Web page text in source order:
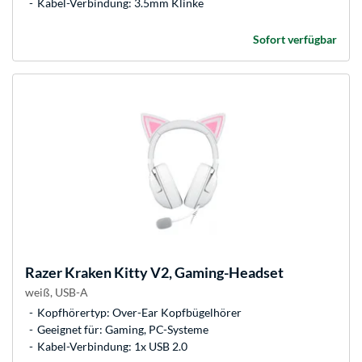
Sofort verfügbar
RazerKraken Kitty V2, Gaming-Headset
weiß, USB-A
Kopfhörertyp: Over-Ear Kopfbügelhörer
Geeignet für: Gaming, PC-Systeme
Kabel-Verbindung: 1x USB 2.0